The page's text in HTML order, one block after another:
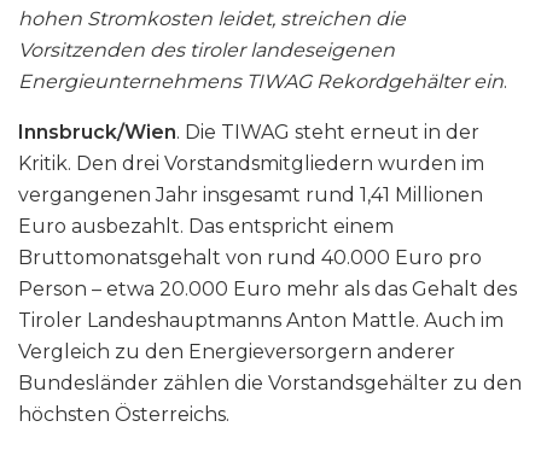
hohen Stromkosten leidet, streichen die
Vorsitzenden des tiroler landeseigenen
Energieunternehmens TIWAG Rekordgehälter ein.
Innsbruck/Wien. Die TIWAG steht erneut in der
Kritik. Den drei Vorstandsmitgliedern wurden im
vergangenen Jahr insgesamt rund 1,41 Millionen
Euro ausbezahlt. Das entspricht einem
Bruttomonatsgehalt von rund 40.000 Euro pro
Person – etwa 20.000 Euro mehr als das Gehalt des
Tiroler Landeshauptmanns Anton Mattle. Auch im
Vergleich zu den Energieversorgern anderer
Bundesländer zählen die Vorstandsgehälter zu den
höchsten Österreichs.